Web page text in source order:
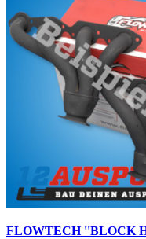
FLOWTECH ''BLOCK